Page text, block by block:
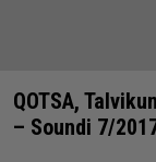
QOTSA,
– Soundi 7/